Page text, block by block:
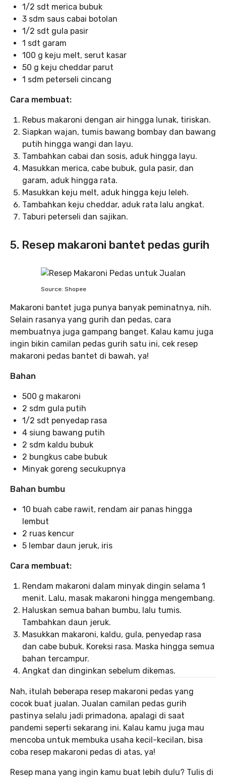
1/2 sdt merica bubuk
3 sdm saus cabai botolan
1/2 sdt gula pasir
1 sdt garam
100 g keju melt, serut kasar
50 g keju cheddar parut
1 sdm peterseli cincang
Cara membuat:
Rebus makaroni dengan air hingga lunak, tiriskan.
Siapkan wajan, tumis bawang bombay dan bawang
putih hingga wangi dan layu.
Tambahkan cabai dan sosis, aduk hingga layu.
Masukkan merica, cabe bubuk, gula pasir, dan
garam, aduk hingga rata.
Masukkan keju melt, aduk hingga keju leleh.
Tambahkan keju cheddar, aduk rata lalu angkat.
Taburi peterseli dan sajikan.
5. Resep makaroni bantet pedas gurih
Source: Shopee
Makaroni bantet juga punya banyak peminatnya, nih.
Selain rasanya yang gurih dan pedas, cara
membuatnya juga gampang banget. Kalau kamu juga
ingin bikin camilan pedas gurih satu ini, cek resep
makaroni pedas bantet di bawah, ya!
Bahan
500 g makaroni
2 sdm gula putih
1/2 sdt penyedap rasa
4 siung bawang putih
2 sdm kaldu bubuk
2 bungkus cabe bubuk
Minyak goreng secukupnya
Bahan bumbu
10 buah cabe rawit, rendam air panas hingga
lembut
2 ruas kencur
5 lembar daun jeruk, iris
Cara membuat:
Rendam makaroni dalam minyak dingin selama 1
menit. Lalu, masak makaroni hingga mengembang.
Haluskan semua bahan bumbu, lalu tumis.
Tambahkan daun jeruk.
Masukkan makaroni, kaldu, gula, penyedap rasa
dan cabe bubuk. Koreksi rasa. Maska hingga semua
bahan tercampur.
Angkat dan dinginkan sebelum dikemas.
Nah, itulah beberapa resep makaroni pedas yang
cocok buat jualan. Jualan camilan pedas gurih
pastinya selalu jadi primadona, apalagi di saat
pandemi seperti sekarang ini. Kalau kamu juga mau
mencoba untuk membuka usaha kecil-kecilan, bisa
coba resep makaroni pedas di atas, ya!
Resep mana yang ingin kamu buat lebih dulu? Tulis di